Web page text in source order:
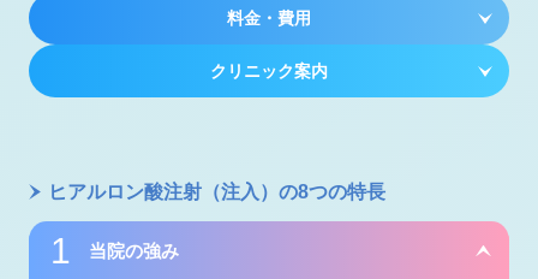
料金・費用
クリニック案内
ヒアルロン酸注射（注入）の8つの特長
当院の強み